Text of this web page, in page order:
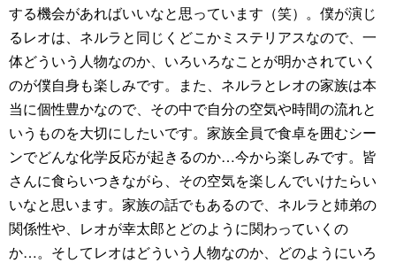
する機会があればいいなと思っています（笑）。僕が演じ
るレオは、ネルラと同じくどこかミステリアスなので、一
体どういう人物なのか、いろいろなことが明かされていく
のが僕自身も楽しみです。また、ネルラとレオの家族は本
当に個性豊かなので、その中で自分の空気や時間の流れと
いうものを大切にしたいです。家族全員で食卓を囲むシー
ンでどんな化学反応が起きるのか…今から楽しみです。皆
さんに食らいつきながら、その空気を楽しんでいけたらい
いなと思います。家族の話でもあるので、ネルラと姉弟の
関係性や、レオが幸太郎とどのように関わっていくの
か…。そしてレオはどういう人物なのか、どのようにいろ